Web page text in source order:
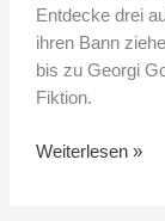
Entdecke drei
ihren Bann
bis zu Georgi
Fiktion.
Weiterlesen »